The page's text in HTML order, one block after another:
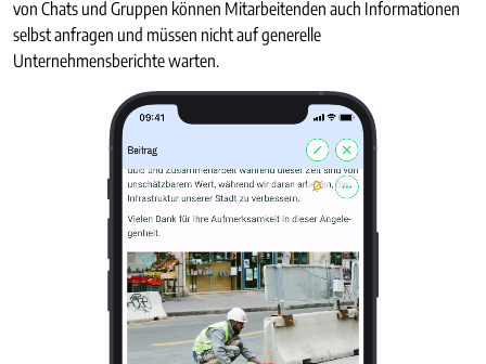
von Chats und Gruppen können Mitarbeitenden auch Informationen
selbst anfragen und müssen nicht auf generelle
Unternehmensberichte warten.